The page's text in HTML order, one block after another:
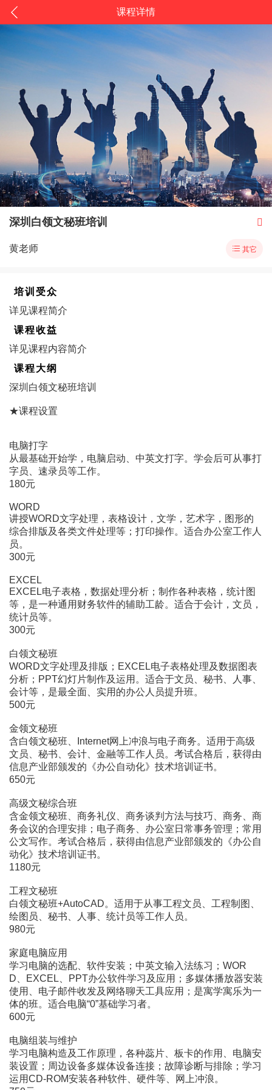
课程详情
深圳白领文秘班培训 
黄老师  其它
培训受众
详见课程简介
课程收益
详见课程内容简介
课程大纲
深圳白领文秘班培训
★课程设置
电脑打字
从最基础开始学，电脑启动、中英文打字。学会后可从事打
字员、速录员等工作。
180元
WORD
讲授WORD文字处理，表格设计，文学，艺术字，图形的
综合排版及各类文件处理等；打印操作。适合办公室工作人
员。
300元
EXCEL
EXCEL电子表格，数据处理分析；制作各种表格，统计图
等，是一种通用财务软件的辅助工龄。适合于会计，文员，
统计员等。
300元
白领文秘班
WORD文字处理及排版；EXCEL电子表格处理及数据图表
分析；PPT幻灯片制作及运用。适合于文员、秘书、人事、
会计等，是最全面、实用的办公人员提升班。
500元
金领文秘班
含白领文秘班、Internet网上冲浪与电子商务。适用于高级
文员、秘书、会计、金融等工作人员。考试合格后，获得由
信息产业部颁发的《办公自动化》技术培训证书。
650元
高级文秘综合班
含金领文秘班、商务礼仪、商务谈判方法与技巧、商务、商
务会议的合理安排；电子商务、办公室日常事务管理；常用
公文写作。考试合格后，获得由信息产业部颁发的《办公自
动化》技术培训证书。
1180元
工程文秘班
白领文秘班+AutoCAD。适用于从事工程文员、工程制图、
绘图员、秘书、人事、统计员等工作人员。
980元
家庭电脑应用
学习电脑的选配、软件安装；中英文输入法练习；WOR
D、EXCEL、PPT办公软件学习及应用；多媒体播放器安装
使用、电子邮件收发及网络聊天工具应用；是寓学寓乐为一
体的班。适合电脑“0”基础学习者。
600元
电脑组装与维护
学习电脑构造及工作原理，各种蕊片、板卡的作用、电脑安
装设置；周边设备多媒体设备连接；故障诊断与排除；学习
运用CD-ROM安装各种软件、硬件等、网上冲浪。